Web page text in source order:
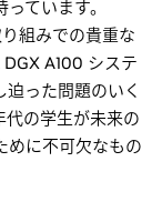
ています。
組みでの貴重な
A100 システ
った問題のいく
代の学生が未来の
めに不可欠なもの